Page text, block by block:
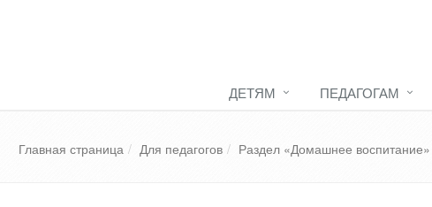
ДЕТЯМ
ПЕДАГОГАМ
Главная страница Для педагогов Раздел «Домашнее воспитание»